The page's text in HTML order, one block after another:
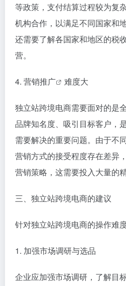
等政策，支付结算过程较为复
机构合作，以满足不同国家和
还需要了解各国家和地区的税
营。
4. 营销推广 难度大
独立站跨境电商需要面对的是
品牌知名度、吸引目标客户，
需要解决的重要问题。由于不
营销方式的接受程度存在差异
营销策略，这需要投入大量的
三、独立站跨境电商的建议
针对独立站跨境电商的操作难
1. 加强市场调研与选品
企业应加强市场调研，了解目